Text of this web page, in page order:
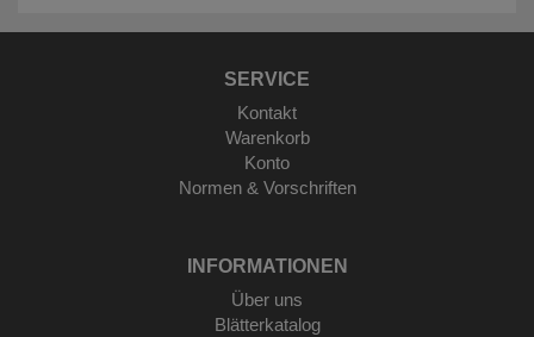
SERVICE
Kontakt
Warenkorb
Konto
Normen & Vorschriften
INFORMATIONEN
Über uns
Blätterkatalog